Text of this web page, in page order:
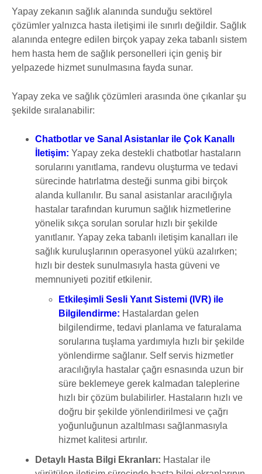
Yapay zekanın sağlık alanında sunduğu sektörel
çözümler yalnızca hasta iletişimi ile sınırlı değildir. Sağlık
alanında entegre edilen birçok yapay zeka tabanlı sistem
hem hasta hem de sağlık personelleri için geniş bir
yelpazede hizmet sunulmasına fayda sunar.
Yapay zeka ve sağlık çözümleri arasında öne çıkanlar şu
şekilde sıralanabilir:
Chatbotlar ve Sanal Asistanlar ile Çok Kanallı
İletişim: Yapay zeka destekli chatbotlar hastaların
sorularını yanıtlama, randevu oluşturma ve tedavi
sürecinde hatırlatma desteği sunma gibi birçok
alanda kullanılır. Bu sanal asistanlar aracılığıyla
hastalar tarafından kurumun sağlık hizmetlerine
yönelik sıkça sorulan sorular hızlı bir şekilde
yanıtlanır. Yapay zeka tabanlı iletişim kanalları ile
sağlık kuruluşlarının operasyonel yükü azalırken;
hızlı bir destek sunulmasıyla hasta güveni ve
memnuniyeti pozitif etkilenir.
Etkileşimli Sesli Yanıt Sistemi (IVR) ile
Bilgilendirme: Hastalardan gelen
bilgilendirme, tedavi planlama ve faturalama
sorularına tuşlama yardımıyla hızlı bir şekilde
yönlendirme sağlanır. Self servis hizmetler
aracılığıyla hastalar çağrı esnasında uzun bir
süre beklemeye gerek kalmadan taleplerine
hızlı bir çözüm bulabilirler. Hastaların hızlı ve
doğru bir şekilde yönlendirilmesi ve çağrı
yoğunluğunun azaltılması sağlanmasıyla
hizmet kalitesi artırılır.
Detaylı Hasta Bilgi Ekranları: Hastalar ile